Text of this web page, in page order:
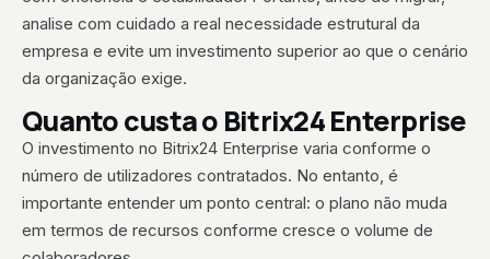
analise com cuidado a real necessidade estrutural da
empresa e evite um investimento superior ao que o cenário
da organização exige.
Quanto custa o Bitrix24 Enterprise
O investimento no Bitrix24 Enterprise varia conforme o
número de utilizadores contratados. No entanto, é
importante entender um ponto central: o plano não muda
em termos de recursos conforme cresce o volume de